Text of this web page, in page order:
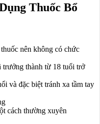
Thuốc Bổ
nên không có chức
trưởng thành từ 18 tuổi trở
và đặc biệt tránh xa tầm tay
cách thường xuyên